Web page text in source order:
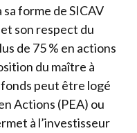
forme de SICAV
son respect du
de 75 % en actions
du maître à
peut être logé
Actions (PEA) ou
à l’investisseur